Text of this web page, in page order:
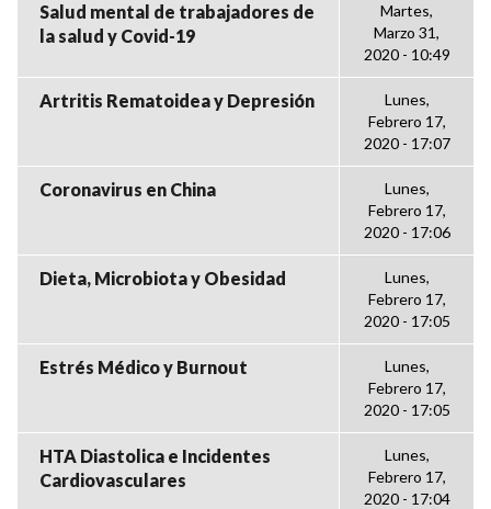
Salud mental de trabajadores de
la salud y Covid-19
Martes,
Marzo 31,
2020 - 10:49
Artritis Rematoidea y Depresión
Lunes,
Febrero 17,
2020 - 17:07
Coronavirus en China
Lunes,
Febrero 17,
2020 - 17:06
Dieta, Microbiota y Obesidad
Lunes,
Febrero 17,
2020 - 17:05
Estrés Médico y Burnout
Lunes,
Febrero 17,
2020 - 17:05
HTA Diastolica e Incidentes
Cardiovasculares
Lunes,
Febrero 17,
2020 - 17:04